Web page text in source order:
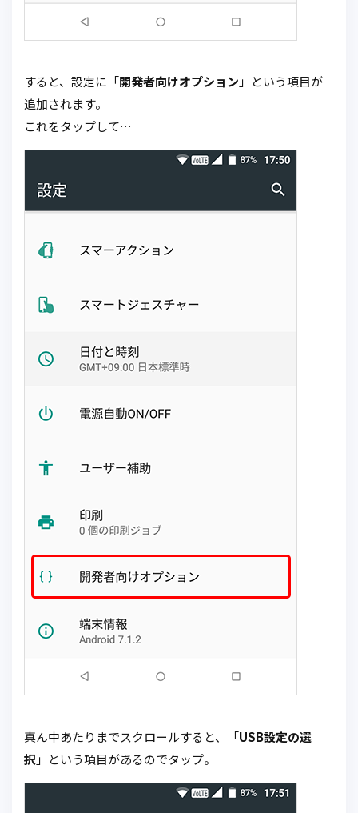
すると、設定に「開発者向けオプション 」という項目が
追加されます。
これをタップして…
真ん中あたりまでスクロールすると、「USB設定の選
択 」という項目があるのでタップ。